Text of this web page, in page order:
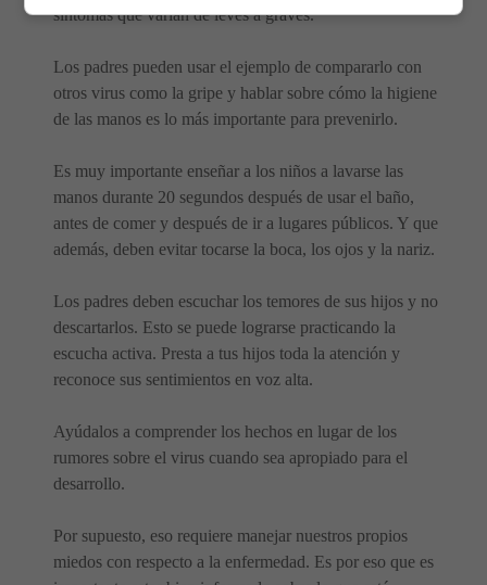
síntomas que varían de leves a graves.
Los padres pueden usar el ejemplo de compararlo con
otros virus como la gripe y hablar sobre cómo la higiene
de las manos es lo más importante para prevenirlo.
Es muy importante enseñar a los niños a lavarse las
manos durante 20 segundos después de usar el baño,
antes de comer y después de ir a lugares públicos. Y que
además, deben evitar tocarse la boca, los ojos y la nariz.
Los padres deben escuchar los temores de sus hijos y no
descartarlos. Esto se puede lograrse practicando la
escucha activa. Presta a tus hijos toda la atención y
reconoce sus sentimientos en voz alta.
Ayúdalos a comprender los hechos en lugar de los
rumores sobre el virus cuando sea apropiado para el
desarrollo.
Por supuesto, eso requiere manejar nuestros propios
miedos con respecto a la enfermedad. Es por eso que es